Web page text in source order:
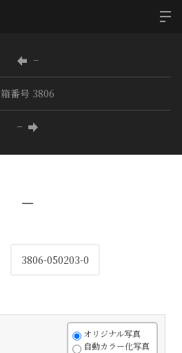
−
箱番号 3806
−
−
3806-050203-0
オリジナル写真
自動カラー化写真